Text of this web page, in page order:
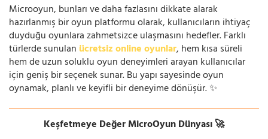
Microoyun, bunları ve daha fazlasını dikkate alarak
hazırlanmış bir oyun platformu olarak, kullanıcıların ihtiyaç
duyduğu oyunlara zahmetsizce ulaşmasını hedefler. Farklı
türlerde sunulan ücretsiz online oyunlar, hem kısa süreli
hem de uzun soluklu oyun deneyimleri arayan kullanıcılar
için geniş bir seçenek sunar. Bu yapı sayesinde oyun
oynamak, planlı ve keyifli bir deneyime dönüşür. ✨
Keşfetmeye Değer MicroOyun Dünyası 🚀